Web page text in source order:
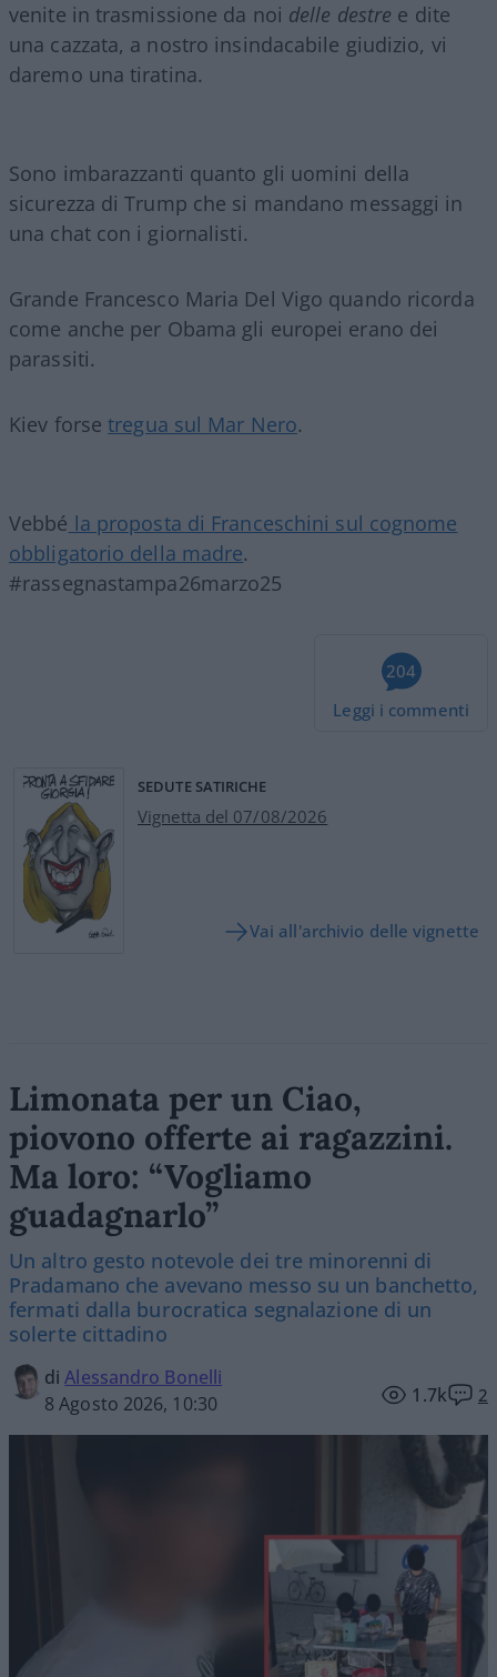
venite in trasmissione da noi delle destre e dite
una cazzata, a nostro insindacabile giudizio, vi
daremo una tiratina.
Sono imbarazzanti quanto gli uomini della
sicurezza di Trump che si mandano messaggi in
una chat con i giornalisti.
Grande Francesco Maria Del Vigo quando ricorda
come anche per Obama gli europei erano dei
parassiti.
Kiev forsetregua sul Mar Nero.
Vebbé la proposta di Franceschini sul cognome
obbligatorio della madre.
#rassegnastampa26marzo25
204
Leggi i commenti
SEDUTE SATIRICHE
Vignetta del 07/08/2026
Vai all'archivio delle vignette
Limonata per un Ciao,
piovono offerte ai ragazzini.
Ma loro: “Vogliamo
guadagnarlo”
Un altro gesto notevole dei tre minorenni di
Pradamano che avevano messo su un banchetto,
fermati dalla burocratica segnalazione di un
solerte cittadino
diAlessandro Bonelli
8 Agosto 2026, 10:30
1.7k 2